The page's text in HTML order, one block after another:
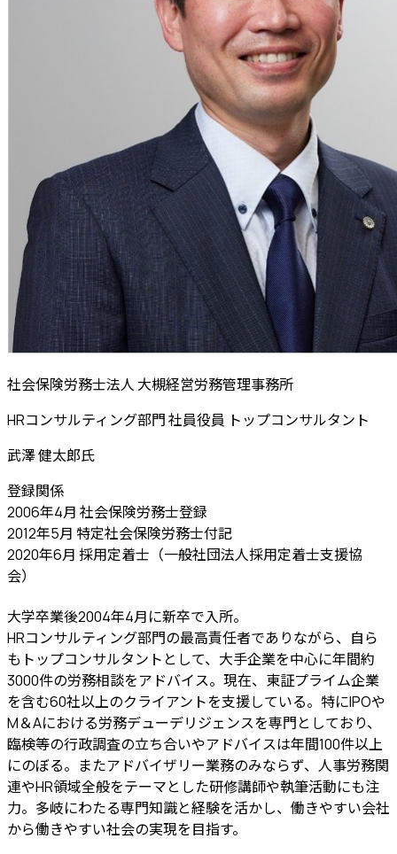
社会保険労務士法人 大槻経営労務管理事務所
HRコンサルティング部門 社員役員 トップコンサルタント
武澤 健太郎氏
登録関係
2006年4月 社会保険労務士登録
2012年5月 特定社会保険労務士付記
2020年6月 採用定着士（一般社団法人採用定着士支援協
会）
大学卒業後2004年4月に新卒で入所。
HRコンサルティング部門の最高責任者でありながら、自ら
もトップコンサルタントとして、大手企業を中心に年間約
3000件の労務相談をアドバイス。現在、東証プライム企業
を含む60社以上のクライアントを支援している。特にIPOや
M＆Aにおける労務デューデリジェンスを専門としており、
臨検等の行政調査の立ち合いやアドバイスは年間100件以上
にのぼる。またアドバイザリー業務のみならず、人事労務関
連やHR領域全般をテーマとした研修講師や執筆活動にも注
力。多岐にわたる専門知識と経験を活かし、働きやすい会社
から働きやすい社会の実現を目指す。